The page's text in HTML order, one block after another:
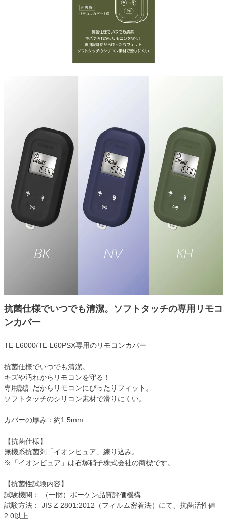
抗菌仕様でいつでも清潔。ソフトタッチの専用リモコ
ンカバー
TE-L6000/TE-L60PSX専用のリモコンカバー
抗菌仕様でいつでも清潔。
キズや汚れからリモコンを守る！
専用設計だからリモコンにぴったりフィット。
ソフトタッチのシリコン素材で滑りにくい。
カバーの厚み：約1.5mm
【抗菌仕様】
無機系抗菌剤「イオンピュア」練り込み。
※「イオンピュア」は石塚硝子株式会社の商標です。
【抗菌性試験内容】
試験機関： （一財）ボーケン品質評価機構
試験方法： JIS Z 2801:2012（フィルム密着法）にて、抗菌活性値
2.0以上